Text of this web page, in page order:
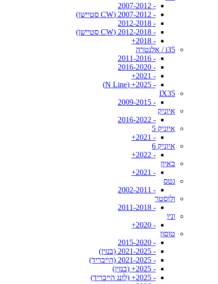
- 2007-2012
- 2007-2012 (CW סטיישן)
- 2012-2018
- 2012-2018 (CW סטיישן)
- 2018+
i35 / אלנטרה
- 2011-2016
- 2016-2020
- 2021+
- 2025+ (N Line)
IX35
- 2009-2015
איוניק
- 2016-2022
איוניק 5
- 2021+
איוניק 6
- 2022+
באיון
- 2021+
גטס
- 2002-2011
ולוסטר
- 2011-2018
וניו
- 2020+
טוסון
- 2015-2020
- 2021-2025 (בנזין)
- 2021-2025 (הייבריד)
- 2025+ (בנזין)
- 2025+ (לונג הייבריד)